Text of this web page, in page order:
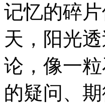
记忆的碎
天，阳光
论，像一
的疑问、